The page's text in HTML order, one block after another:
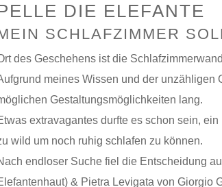
DIE ELEFANTE
SCHLAFZIMMER
des Geschehens ist die
meines Wissen und der unzähligen
Gestaltungsmöglichkeiten lang.
extravagantes durfte es schon sein,
wild um noch ruhig schlafen zu können.
endloser Suche fiel die Entscheidung
& Pietra Levigata von Giorgio